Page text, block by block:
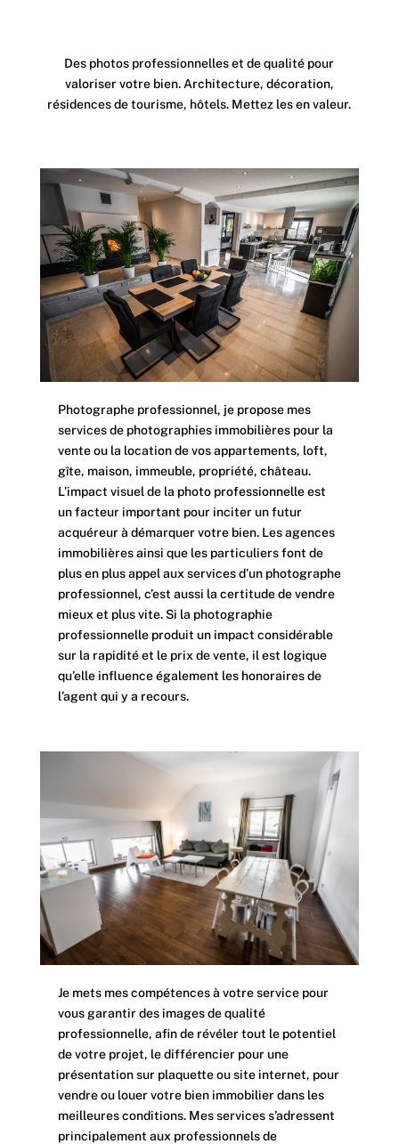
Des photos professionnelles et de qualité pour
valoriser votre bien. Architecture, décoration,
résidences de tourisme, hôtels. Mettez les en valeur.
Photographe professionnel, je propose mes
services de photographies immobilières pour la
vente ou la location de vos appartements, loft,
gîte, maison, immeuble, propriété, château.
L’impact visuel de la photo professionnelle est
un facteur important pour inciter un futur
acquéreur à démarquer votre bien. Les agences
immobilières ainsi que les particuliers font de
plus en plus appel aux services d’un photographe
professionnel, c’est aussi la certitude de vendre
mieux et plus vite. Si la photographie
professionnelle produit un impact considérable
sur la rapidité et le prix de vente, il est logique
qu’elle influence également les honoraires de
l’agent qui y a recours.
Je mets mes compétences à votre service pour
vous garantir des images de qualité
professionnelle, afin de révéler tout le potentiel
de votre projet, le différencier pour une
présentation sur plaquette ou site internet, pour
vendre ou louer votre bien immobilier dans les
meilleures conditions. Mes services s’adressent
principalement aux professionnels de